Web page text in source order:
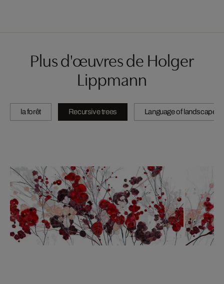
Plus d'œuvres de Holger
Lippmann
la forêt Recursive trees Language of landscape